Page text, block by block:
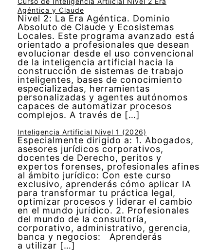
Agéntica y Claude
Nivel 2: La Era Agéntica. Dominio
Absoluto de Claude y Ecosistemas
Locales. Este programa avanzado está
orientado a profesionales que desean
evolucionar desde el uso convencional
de la inteligencia artificial hacia la
construcción de sistemas de trabajo
inteligentes, bases de conocimiento
especializadas, herramientas
personalizadas y agentes autónomos
capaces de automatizar procesos
complejos. A través de […]
Inteligencia Artificial Nivel 1 (2026)
Especialmente dirigido a: 1. Abogados,
asesores jurídicos corporativos,
docentes de Derecho, peritos y
expertos forenses, profesionales afines
al ámbito jurídico: Con este curso
exclusivo, aprenderás cómo aplicar IA
para transformar tu práctica legal,
optimizar procesos y liderar el cambio
en el mundo jurídico. 2. Profesionales
del mundo de la consultoría,
corporativo, administrativo, gerencia,
banca y negocios: Aprenderás
a utilizar […]